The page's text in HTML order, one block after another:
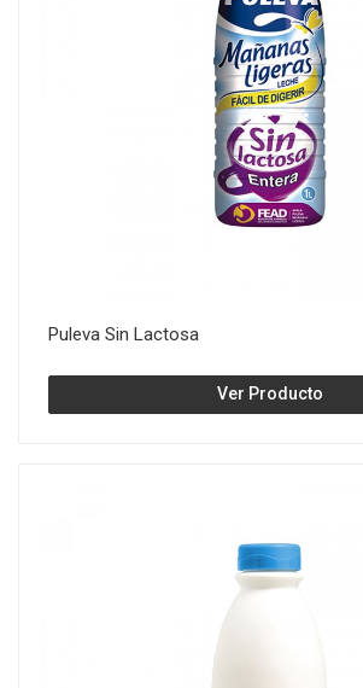
Puleva Sin Lactosa
Ver Producto